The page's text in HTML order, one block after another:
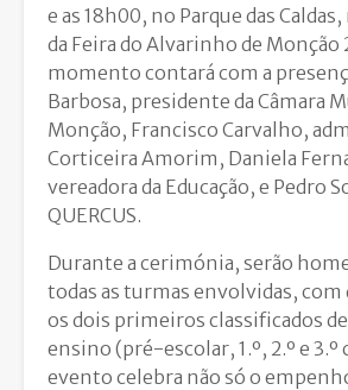
e as 18h00, no Parque das
da Feira do Alvarinho de Monção
momento contará com a
Barbosa, presidente da Câmara
Monção, Francisco Carvalho,
Corticeira Amorim, Daniela
vereadora da Educação, e Pedro
QUERCUS.
Durante a cerimónia, serão
todas as turmas envolvidas, com
os dois primeiros classificados
ensino (pré-escolar, 1.º, 2.º e 3.º
evento celebra não só o